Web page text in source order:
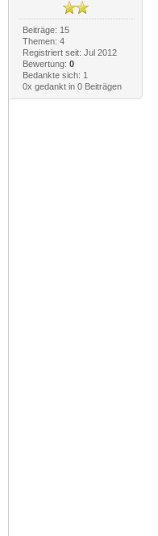
Beiträge: 15
Themen: 4
Registriert seit: Jul 2012
Bewertung: 0
Bedankte sich: 1
0x gedankt in 0 Beiträgen